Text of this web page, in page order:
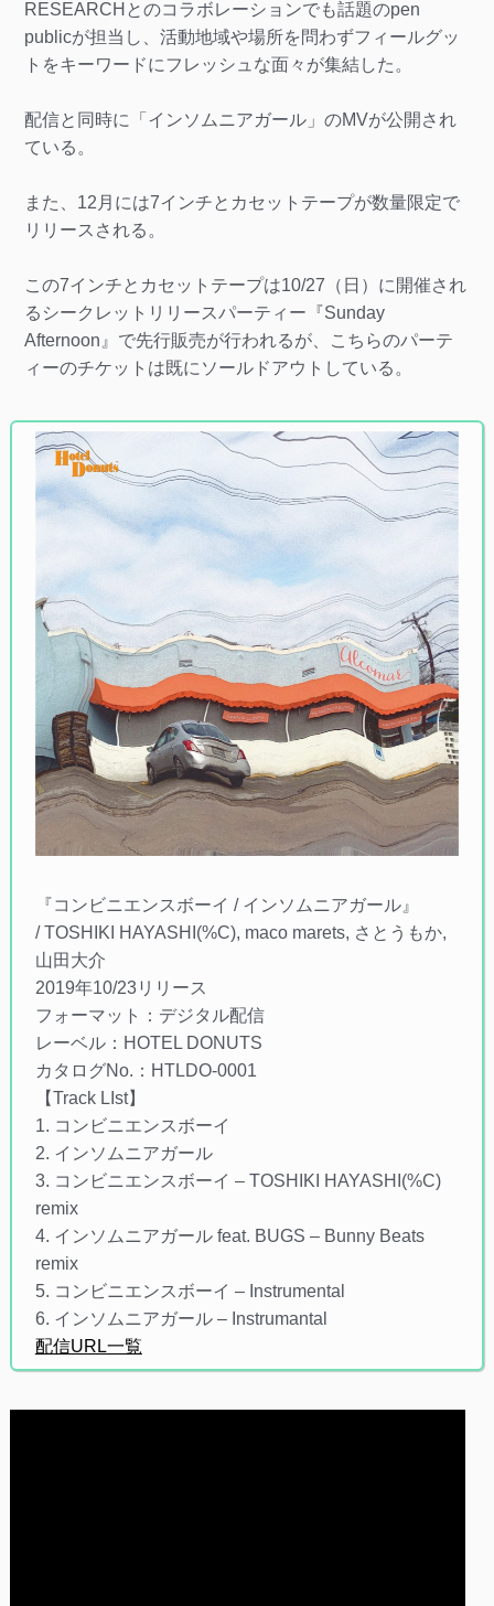
RESEARCHとのコラボレーションでも話題のpen
publicが担当し、活動地域や場所を問わずフィールグッ
トをキーワードにフレッシュな面々が集結した。
配信と同時に「インソムニアガール」のMVが公開され
ている。
また、12月には7インチとカセットテープが数量限定で
リリースされる。
この7インチとカセットテープは10/27（日）に開催され
るシークレットリリースパーティー『Sunday
Afternoon』で先行販売が行われるが、こちらのパーテ
ィーのチケットは既にソールドアウトしている。
『コンビニエンスボーイ / インソムニアガール』
/ TOSHIKI HAYASHI(%C), maco marets, さとうもか,
山田大介
2019年10/23リリース
フォーマット：デジタル配信
レーベル：HOTEL DONUTS
カタログNo.：HTLDO-0001
【Track LIst】
1. コンビニエンスボーイ
2. インソムニアガール
3. コンビニエンスボーイ – TOSHIKI HAYASHI(%C)
remix
4. インソムニアガール feat. BUGS – Bunny Beats
remix
5. コンビニエンスボーイ – Instrumental
6. インソムニアガール – Instrumantal
配信URL一覧